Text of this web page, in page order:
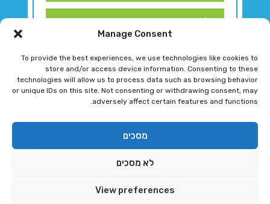
Manage Consent
To provide the best experiences, we use technologies like cookies to
store and/or access device information. Consenting to these
technologies will allow us to process data such as browsing behavior
or unique IDs on this site. Not consenting or withdrawing consent, may
adversely affect certain features and functions.
מסכים
לא מסכים
View preferences